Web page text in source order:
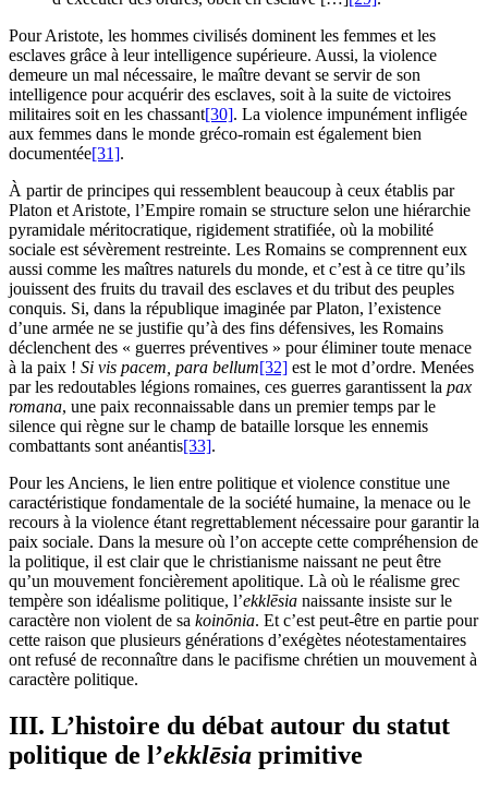
Pour Aristote, les hommes civilisés dominent les femmes et les
esclaves grâce à leur intelligence supérieure. Aussi, la violence
demeure un mal nécessaire, le maître devant se servir de son
intelligence pour acquérir des esclaves, soit à la suite de victoires
militaires soit en les chassant[30]. La violence impunément infligée
aux femmes dans le monde gréco-romain est également bien
documentée[31].
À partir de principes qui ressemblent beaucoup à ceux établis par
Platon et Aristote, l’Empire romain se structure selon une hiérarchie
pyramidale méritocratique, rigidement stratifiée, où la mobilité
sociale est sévèrement restreinte. Les Romains se comprennent eux
aussi comme les maîtres naturels du monde, et c’est à ce titre qu’ils
jouissent des fruits du travail des esclaves et du tribut des peuples
conquis. Si, dans la république imaginée par Platon, l’existence
d’une armée ne se justifie qu’à des fins défensives, les Romains
déclenchent des « guerres préventives » pour éliminer toute menace
à la paix ! Si vis pacem, para bellum[32] est le mot d’ordre. Menées
par les redoutables légions romaines, ces guerres garantissent la pax
romana, une paix reconnaissable dans un premier temps par le
silence qui règne sur le champ de bataille lorsque les ennemis
combattants sont anéantis[33].
Pour les Anciens, le lien entre politique et violence constitue une
caractéristique fondamentale de la société humaine, la menace ou le
recours à la violence étant regrettablement nécessaire pour garantir la
paix sociale. Dans la mesure où l’on accepte cette compréhension de
la politique, il est clair que le christianisme naissant ne peut être
qu’un mouvement foncièrement apolitique. Là où le réalisme grec
tempère son idéalisme politique, l’ekklēsia naissante insiste sur le
caractère non violent de sa koinōnia. Et c’est peut-être en partie pour
cette raison que plusieurs générations d’exégètes néotestamentaires
ont refusé de reconnaître dans le pacifisme chrétien un mouvement à
caractère politique.
III. L’histoire du débat autour du statut
politique de l’ekklēsia primitive